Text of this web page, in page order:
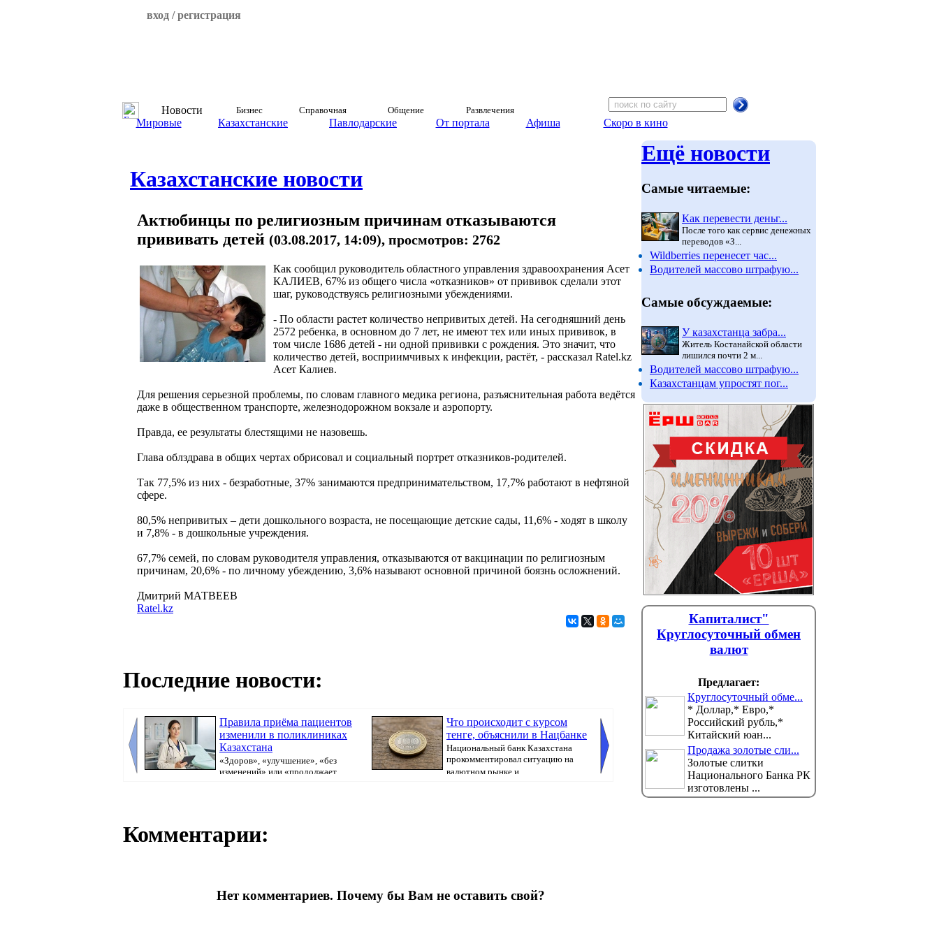
вход / регистрация
Новости Бизнес Справочная Общение Развлечения
Мировые Казахстанские Павлодарские От портала Афиша Скоро в кино
Казахстанские новости
Актюбинцы по религиозным причинам отказываются
прививать детей (03.08.2017, 14:09), просмотров: 2762
Как сообщил руководитель областного управления здравоохранения Асет
КАЛИЕВ, 67% из общего числа «отказников» от прививок сделали этот
шаг, руководствуясь религиозными убеждениями.
- По области растет количество непривитых детей. На сегодняшний день
2572 ребенка, в основном до 7 лет, не имеют тех или иных прививок, в
том числе 1686 детей - ни одной прививки с рождения. Это значит, что
количество детей, восприимчивых к инфекции, растёт, - рассказал Ratel.kz
Асет Калиев.
Для решения серьезной проблемы, по словам главного медика региона, разъяснительная работа ведётся
даже в общественном транспорте, железнодорожном вокзале и аэропорту.
Правда, ее результаты блестящими не назовешь.
Глава облздрава в общих чертах обрисовал и социальный портрет отказников-родителей.
Так 77,5% из них - безработные, 37% занимаются предпринимательством, 17,7% работают в нефтяной
сфере.
80,5% непривитых – дети дошкольного возраста, не посещающие детские сады, 11,6% - ходят в школу
и 7,8% - в дошкольные учреждения.
67,7% семей, по словам руководителя управления, отказываются от вакцинации по религиозным
причинам, 20,6% - по личному убеждению, 3,6% называют основной причиной боязнь осложнений.
Дмитрий МАТВЕЕВ
Ratel.kz
Последние новости:
Правила приёма пациентов
изменили в поликлиниках
Казахстана
«Здоров», «улучшение», «без
изменений» или «продолжает
Что происходит с курсом
тенге, объяснили в Нацбанке
Национальный банк Казахстана
прокомментировал ситуацию на
валютном рынке и ...
Новые предметы появятся в
школах Казахстана: что
изменится с 2026-2027
учебного года
Министерство просвещения (МП)
Казахстана продолжает реализацию единой прогр...
Комментарии:
Нет комментариев. Почему бы Вам не оставить свой?
Ещё новости
Самые читаемые:
Как перевести деньг...
После того как сервис денежных
переводов «З...
Wildberries перенесет час...
Водителей массово штрафую...
Самые обсуждаемые:
У казахстанца забра...
Житель Костанайской области
лишился почти 2 м...
Водителей массово штрафую...
Казахстанцам упростят пог...
Капиталист"
Круглосуточный обмен
валют
Предлагает:
Круглосуточный обме...
* Доллар,* Евро,*
Российский рубль,*
Китайский юан...
Продажа золотые сли...
Золотые слитки
Национального Банка РК
изготовлены ...